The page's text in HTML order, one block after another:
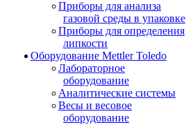
Приборы для анализа
газовой среды в упаковке
Приборы для определения
липкости
Оборудование Mettler Toledo
Лабораторное
оборудование
Аналитические системы
Весы и весовое
оборудование